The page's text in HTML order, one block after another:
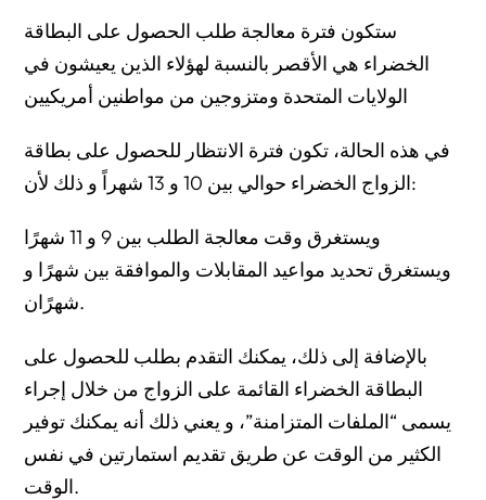
marriage?
Why You Should Consult with Attorney Richard T. Herman
for Your Marriage-Based Green Card Strategy
ستكون فترة معالجة طلب الحصول على البطاقة
الخضراء هي الأقصر بالنسبة لهؤلاء الذين يعيشون في
الولايات المتحدة ومتزوجين من مواطنين أمريكيين
في هذه الحالة، تكون فترة الانتظار للحصول على بطاقة
الزواج الخضراء حوالي بين 10 و 13 شهراً و ذلك لأن:
ويستغرق وقت معالجة الطلب بين 9 و 11 شهرًا
ويستغرق تحديد مواعيد المقابلات والموافقة بين شهرًا و
شهرًان.
بالإضافة إلى ذلك، يمكنك التقدم بطلب للحصول على
البطاقة الخضراء القائمة على الزواج من خلال إجراء
يسمى “الملفات المتزامنة”، و يعني ذلك أنه يمكنك توفير
الكثير من الوقت عن طريق تقديم استمارتين في نفس
الوقت.